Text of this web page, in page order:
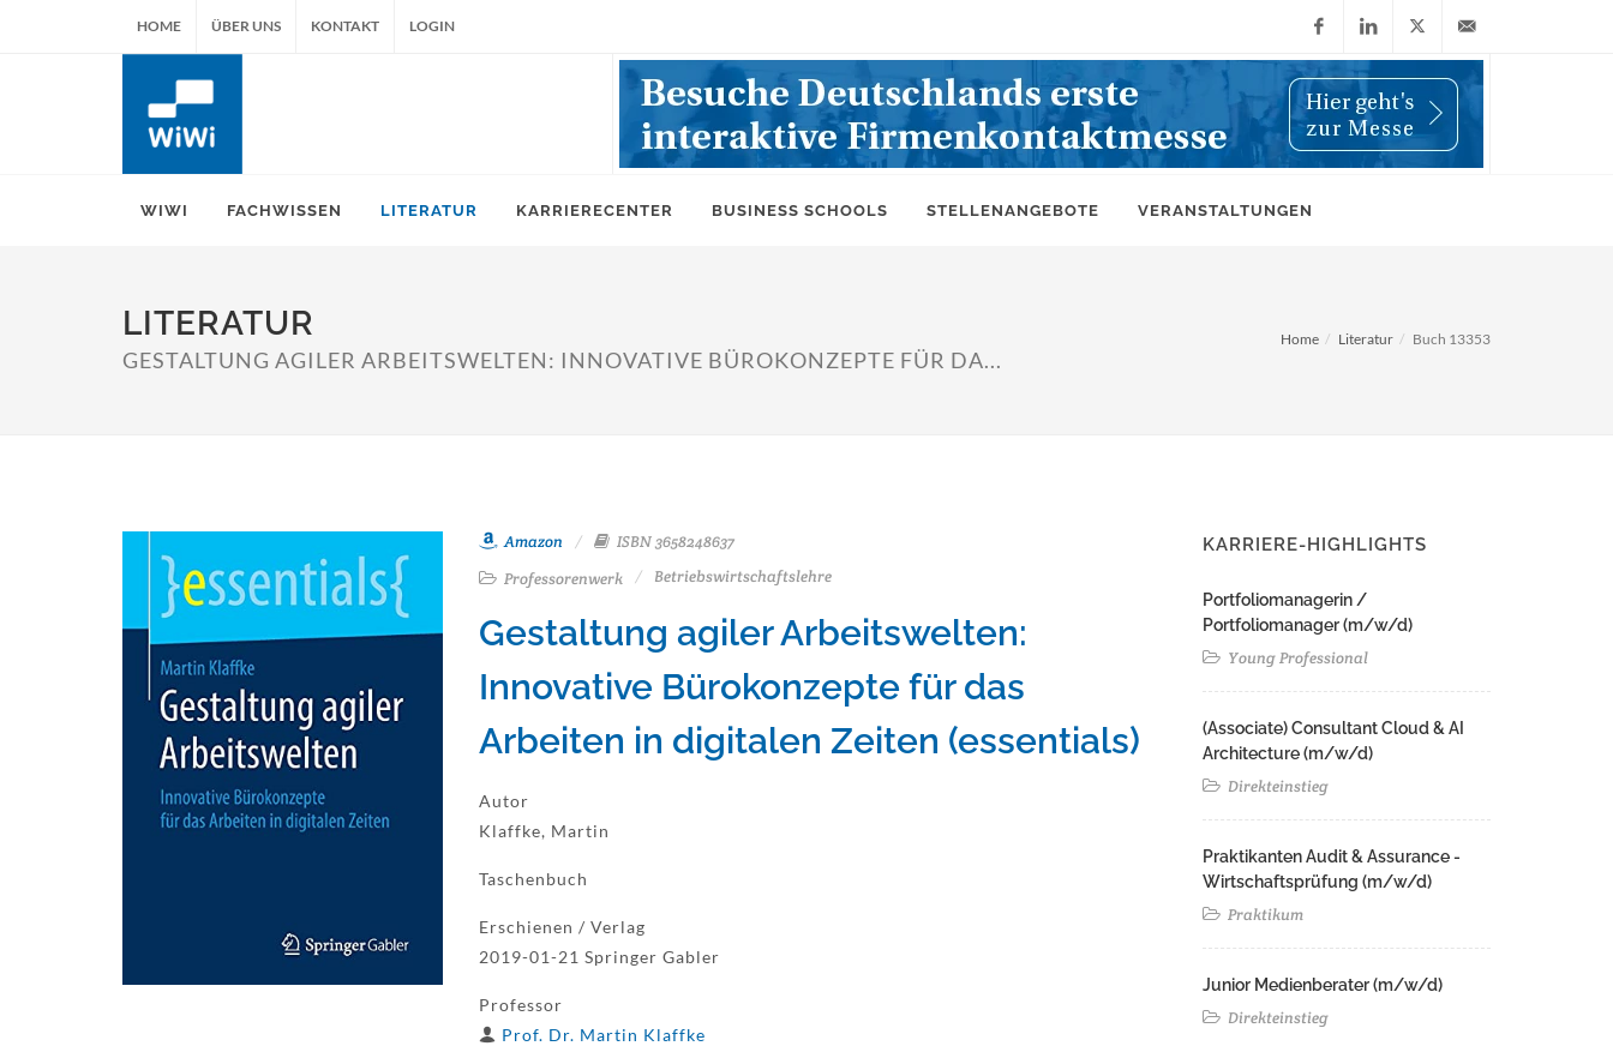
HOME ÜBER UNS KONTAKT LOGIN
FacebookLinkedIn
X
(Twitter)
info@wiwi-
WIWI FACHWISSEN LITERATUR KARRIERECENTER BUSINESS SCHOOLS STELLENANGEBOTE VERANSTALTUNGEN
LITERATUR
GESTALTUNG AGILER ARBEITSWELTEN: INNOVATIVE BÜROKONZEPTE FÜR DA...
Home Literatur Buch 13353
Amazon
ISBN 3658248637
Professorenwerk
Betriebswirtschaftslehre
Gestaltung agiler Arbeitswelten:
Innovative Bürokonzepte für das
Arbeiten in digitalen Zeiten (essentials)
Autor
Klaffke, Martin
Taschenbuch
Erschienen / Verlag
2019-01-21 Springer Gabler
Professor
Prof. Dr. Martin Klaffke
KARRIERE-HIGHLIGHTS
Portfoliomanagerin /
Portfoliomanager (m/w/d)
Young Professional
(Associate) Consultant Cloud & AI
Architecture (m/w/d)​ ​
Direkteinstieg
Praktikanten Audit & Assurance -
Wirtschaftsprüfung (m/w/d)
Praktikum
Junior Medienberater (m/w/d)
Direkteinstieg